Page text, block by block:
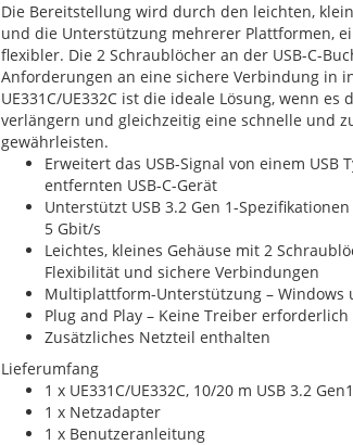
Die Bereitstellung wird durch den leichten,
und die Unterstützung mehrerer Plattformen,
flexibler. Die 2 Schraublöcher an der USB-C-
Anforderungen an eine sichere Verbindung in
UE331C/UE332C ist die ideale Lösung, wenn
verlängern und gleichzeitig eine schnelle und
gewährleisten.
Erweitert das USB-Signal von einem USB
entfernten USB-C-Gerät
Unterstützt USB 3.2 Gen 1-
5 Gbit/s
Leichtes, kleines Gehäuse mit 2
Flexibilität und sichere Verbindungen
Multiplattform-Unterstützung – Windows
Plug and Play – Keine Treiber erforderlich
Zusätzliches Netzteil enthalten
Lieferumfang
1 x UE331C/UE332C, 10/20 m USB 3.2
1 x Netzadapter
1 x Benutzeranleitung